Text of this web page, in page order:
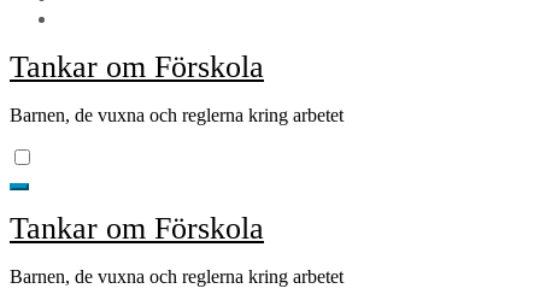
Tankar om Förskola
Barnen, de vuxna och reglerna kring arbetet
Tankar om Förskola
Barnen, de vuxna och reglerna kring arbetet